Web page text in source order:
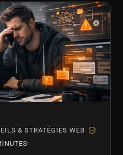
& STRATÉGIES WEB